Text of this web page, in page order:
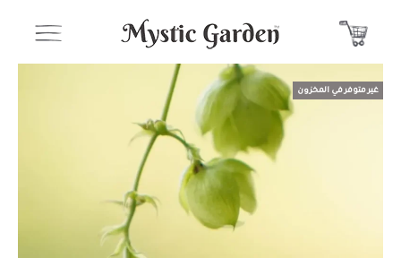
غير متوفر في المخزون